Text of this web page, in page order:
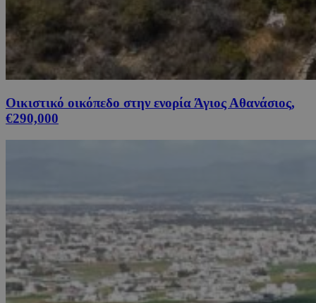
Οικιστικό οικόπεδο στην ενορία Άγιος Αθανάσιος,
€290,000